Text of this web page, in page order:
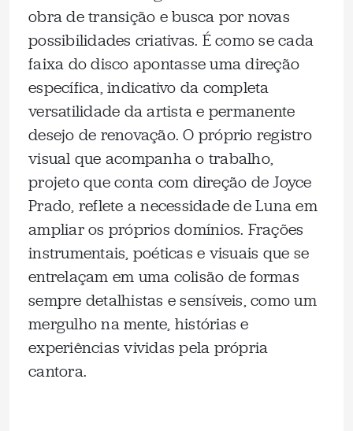
obra de transição e busca por novas
possibilidades criativas. É como se cada
faixa do disco apontasse uma direção
específica, indicativo da completa
versatilidade da artista e permanente
desejo de renovação. O próprio registro
visual que acompanha o trabalho,
projeto que conta com direção de Joyce
Prado, reflete a necessidade de Luna em
ampliar os próprios domínios. Frações
instrumentais, poéticas e visuais que se
entrelaçam em uma colisão de formas
sempre detalhistas e sensíveis, como um
mergulho na mente, histórias e
experiências vividas pela própria
cantora.